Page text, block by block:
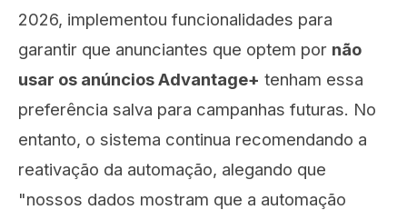
2026, implementou funcionalidades para
garantir que anunciantes que optem por não
usar os anúncios Advantage+ tenham essa
preferência salva para campanhas futuras. No
entanto, o sistema continua recomendando a
reativação da automação, alegando que
"nossos dados mostram que a automação